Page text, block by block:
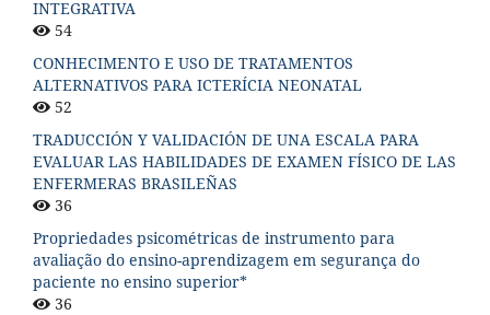
INTEGRATIVA
54
CONHECIMENTO E USO DE TRATAMENTOS
ALTERNATIVOS PARA ICTERÍCIA NEONATAL
52
TRADUCCIÓN Y VALIDACIÓN DE UNA ESCALA PARA
EVALUAR LAS HABILIDADES DE EXAMEN FÍSICO DE LAS
ENFERMERAS BRASILEÑAS
36
Propriedades psicométricas de instrumento para
avaliação do ensino-aprendizagem em segurança do
paciente no ensino superior*
36